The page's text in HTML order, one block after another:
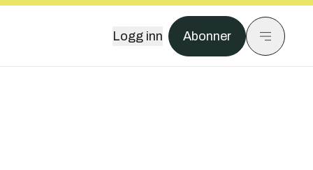
Logg inn Abonner